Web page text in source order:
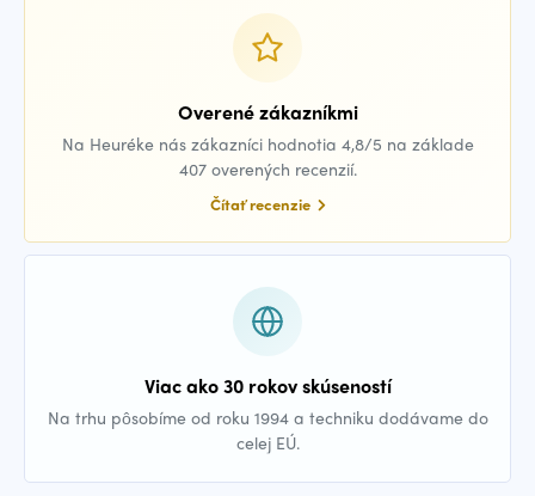
Overené zákazníkmi
Na Heuréke nás zákazníci hodnotia 4,8/5 na základe
407 overených recenzií.
Čítať recenzie
Viac ako 30 rokov skúseností
Na trhu pôsobíme od roku 1994 a techniku dodávame do
celej EÚ.